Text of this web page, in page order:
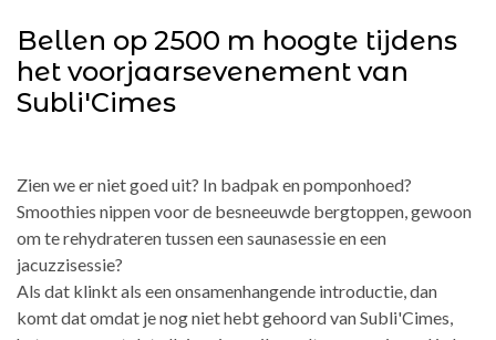
Bellen op 2500 m hoogte tijdens
het voorjaarsevenement van
Subli'Cimes
Zien we er niet goed uit? In badpak en pomponhoed?
Smoothies nippen voor de besneeuwde bergtoppen, gewoon
om te rehydrateren tussen een saunasessie en een
jacuzzisessie?
Als dat klinkt als een onsamenhangende introductie, dan
komt dat omdat je nog niet hebt gehoord van Subli'Cimes,